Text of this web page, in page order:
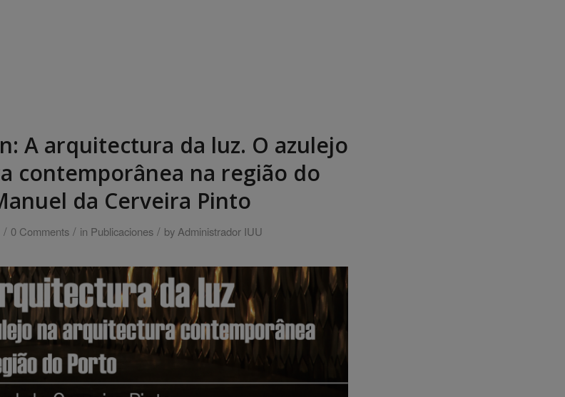
A arquitectura da luz. O azulejo
contemporânea na região do
da Cerveira Pinto
/ 0 Comments / in Publicaciones / by Administrador IUU